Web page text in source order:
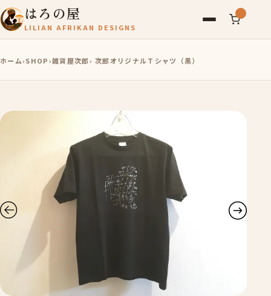
はろの屋
LILIAN AFRIKAN DESIGNS
アールブリュット
お問い合わせ
ホーム›SHOP ›雑貨屋次郎 › 次郎オリジナルＴシャツ（黒）